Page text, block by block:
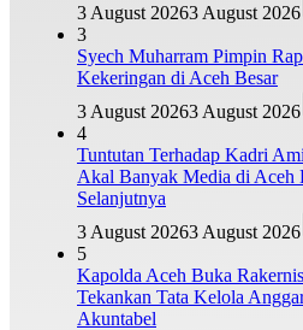
3 August 20263 August 2026
3
Syech Muharram Pimpin
Kekeringan di Aceh Besar
3 August 20263 August 2026
4
Tuntutan Terhadap Kadri
Akal Banyak Media di Aceh
Selanjutnya
3 August 20263 August 2026
5
Kapolda Aceh Buka
Tekankan Tata Kelola
Akuntabel